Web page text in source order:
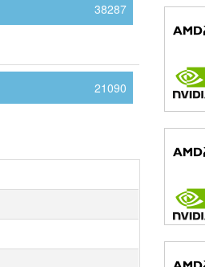
38287
21090